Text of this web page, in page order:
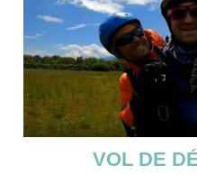
VOL DE